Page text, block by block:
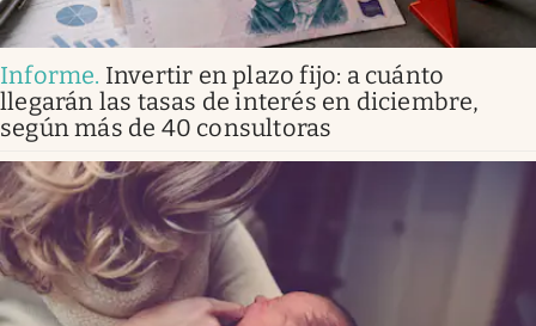
Informe. Invertir en plazo fijo: a cuánto
llegarán las tasas de interés en diciembre,
según más de 40 consultoras